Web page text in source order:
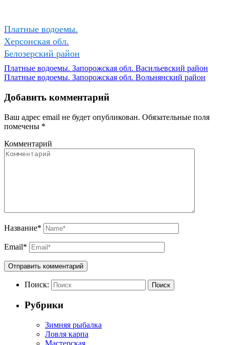
Платные водоемы.
Херсонская обл.
Белозерский район
Платные водоемы. Запорожская обл. Васильевский район
Платные водоемы. Запорожская обл. Вольнянский район
Добавить комментарий
Ваш адрес email не будет опубликован. Обязательные поля
помечены *
Комментарий
Название*
Email*
Поиск: Поиск
Рубрики
Зимняя рыбалка
Ловля карпа
Мастерская